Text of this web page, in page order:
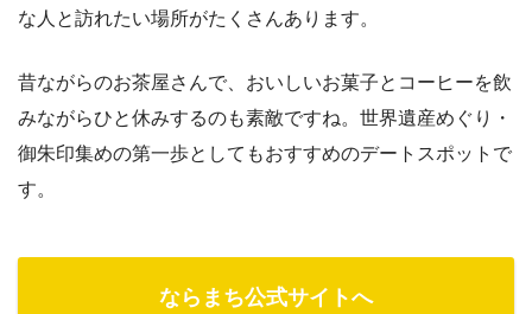
な人と訪れたい場所がたくさんあります。
昔ながらのお茶屋さんで、おいしいお菓子とコーヒーを飲
みながらひと休みするのも素敵ですね。世界遺産めぐり・
御朱印集めの第一歩としてもおすすめのデートスポットで
す。
ならまち公式サイトへ